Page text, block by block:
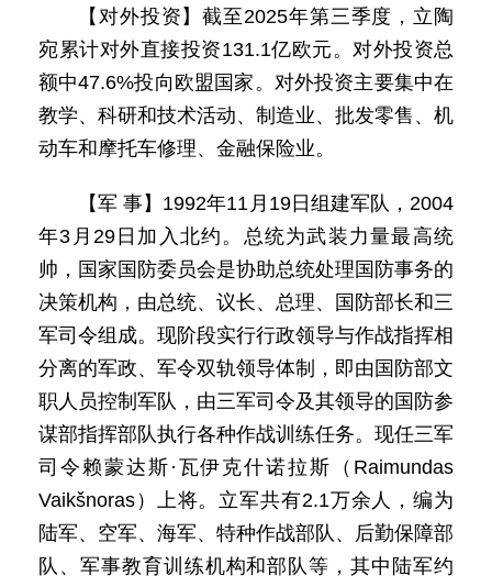
【对外投资】截至2025年第三季度，立陶
宛累计对外直接投资131.1亿欧元。对外投资总
额中47.6%投向欧盟国家。对外投资主要集中在
教学、科研和技术活动、制造业、批发零售、机
动车和摩托车修理、金融保险业。
【军 事】1992年11月19日组建军队，2004
年3月29日加入北约。总统为武装力量最高统
帅，国家国防委员会是协助总统处理国防事务的
决策机构，由总统、议长、总理、国防部长和三
军司令组成。现阶段实行行政领导与作战指挥相
分离的军政、军令双轨领导体制，即由国防部文
职人员控制军队，由三军司令及其领导的国防参
谋部指挥部队执行各种作战训练任务。现任三军
司令赖蒙达斯·瓦伊克什诺拉斯（Raimundas
Vaikšnoras）上将。立军共有2.1万余人，编为
陆军、空军、海军、特种作战部队、后勤保障部
队、军事教育训练机构和部队等，其中陆军约